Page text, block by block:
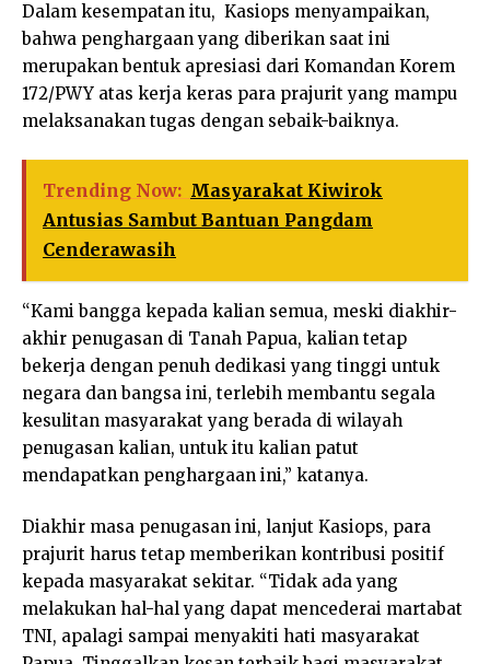
Dalam kesempatan itu, Kasiops menyampaikan,
bahwa penghargaan yang diberikan saat ini
merupakan bentuk apresiasi dari Komandan Korem
172/PWY atas kerja keras para prajurit yang mampu
melaksanakan tugas dengan sebaik-baiknya.
Trending Now: Masyarakat Kiwirok
Antusias Sambut Bantuan Pangdam
Cenderawasih
“Kami bangga kepada kalian semua, meski diakhir-
akhir penugasan di Tanah Papua, kalian tetap
bekerja dengan penuh dedikasi yang tinggi untuk
negara dan bangsa ini, terlebih membantu segala
kesulitan masyarakat yang berada di wilayah
penugasan kalian, untuk itu kalian patut
mendapatkan penghargaan ini,” katanya.
Diakhir masa penugasan ini, lanjut Kasiops, para
prajurit harus tetap memberikan kontribusi positif
kepada masyarakat sekitar. “Tidak ada yang
melakukan hal-hal yang dapat mencederai martabat
TNI, apalagi sampai menyakiti hati masyarakat